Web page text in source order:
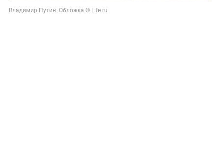
Владимир Путин. Обложка © Life.ru